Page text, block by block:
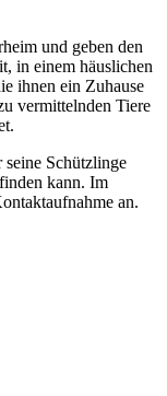
und geben den
in einem häuslichen
ihnen ein Zuhause
vermittelnden Tiere
seine Schützlinge
kann. Im
an.